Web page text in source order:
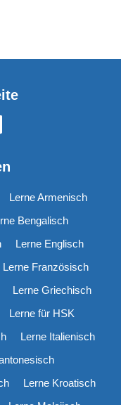
Lerne Armenisch
Bengalisch
Lerne Englisch
Lerne Französisch
Lerne Griechisch
Lerne für HSK
Lerne Italienisch
Lerne Kroatisch